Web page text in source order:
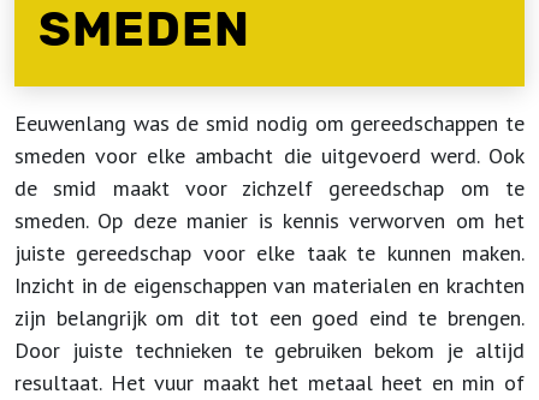
SMEDEN
Eeuwenlang was de smid nodig om gereedschappen te
smeden voor elke ambacht die uitgevoerd werd. Ook
de smid maakt voor zichzelf gereedschap om te
smeden. Op deze manier is kennis verworven om het
juiste gereedschap voor elke taak te kunnen maken.
Inzicht in de eigenschappen van materialen en krachten
zijn belangrijk om dit tot een goed eind te brengen.
Door juiste technieken te gebruiken bekom je altijd
resultaat. Het vuur maakt het metaal heet en min of